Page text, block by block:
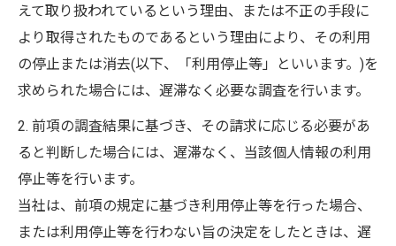
えて取り扱われているという理由、または不正の手段に
より取得されたものであるという理由により、その利用
の停止または消去(以下、「利用停止等」といいます。)を
求められた場合には、遅滞なく必要な調査を行います。
2. 前項の調査結果に基づき、その請求に応じる必要があ
ると判断した場合には、遅滞なく、当該個人情報の利用
停止等を行います。
当社は、前項の規定に基づき利用停止等を行った場合、
または利用停止等を行わない旨の決定をしたときは、遅